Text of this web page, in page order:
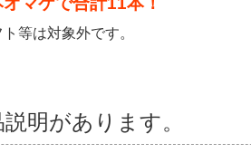
等は対象外です。
明があります。